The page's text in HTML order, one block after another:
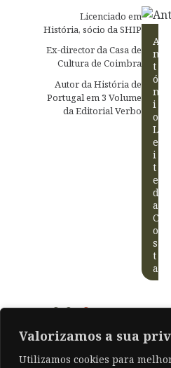
Valorizamos a sua
Utilizamos cookies para
A
n
t
ó
n
i
o
L
e
i
t
e
d
a
C
o
s
t
a
Licenciado em
História, sócio da SHIP
Ex-director da Casa de
Cultura de Coimbra
Autor da História de
Portugal em 3 Volume
da Editorial Verbo
Posted in I / 2010
.